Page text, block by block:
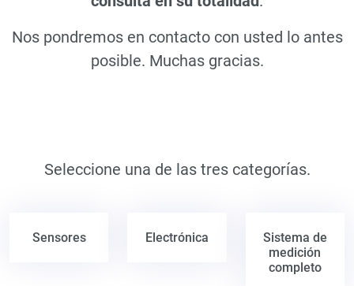
Nos pondremos en contacto con usted lo antes
posible. Muchas gracias.
Seleccione una de las tres categorías.
Sensores Electrónica
Sistema de
medición
completo